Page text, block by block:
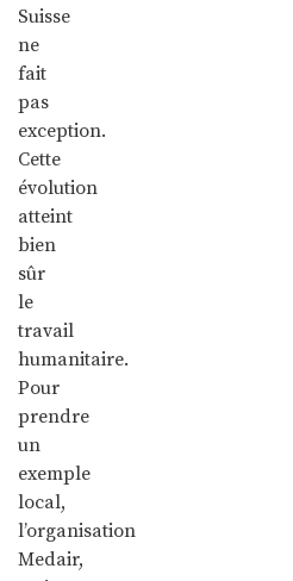
Suisse
ne
fait
pas
exception.
Cette
évolution
atteint
bien
sûr
le
travail
humanitaire.
Pour
prendre
un
exemple
local,
l’organisation
Medair,